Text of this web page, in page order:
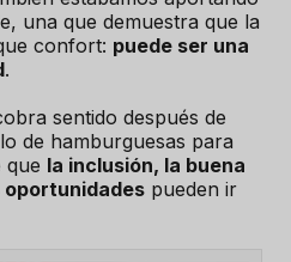
una que demuestra que la
confort: puede ser una
.
sentido después de
de hamburguesas para
que la inclusión, la buena
oportunidades pueden ir